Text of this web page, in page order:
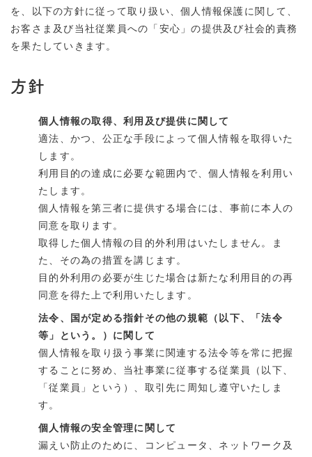
を、以下の方針に従って取り扱い、個人情報保護に関して、
お客さま及び当社従業員への「安心」の提供及び社会的責務
を果たしていきます。
方針
個人情報の取得、利用及び提供に関して
適法、かつ、公正な手段によって個人情報を取得いた
します。
利用目的の達成に必要な範囲内で、個人情報を利用い
たします。
個人情報を第三者に提供する場合には、事前に本人の
同意を取ります。
取得した個人情報の目的外利用はいたしません。ま
た、その為の措置を講じます。
目的外利用の必要が生じた場合は新たな利用目的の再
同意を得た上で利用いたします。
法令、国が定める指針その他の規範（以下、「法令
等」という。）に関して
個人情報を取り扱う事業に関連する法令等を常に把握
することに努め、当社事業に従事する従業員（以下、
「従業員」という）、取引先に周知し遵守いたしま
す。
個人情報の安全管理に関して
漏えい防止のために、コンピュータ、ネットワーク及